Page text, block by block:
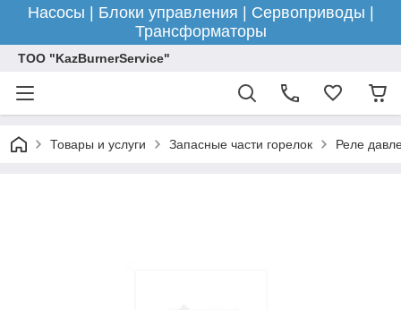
Насосы | Блоки управления | Сервоприводы |
Трансформаторы
ТОО "KazBurnerService"
Товары и услуги Запасные части горелок Реле